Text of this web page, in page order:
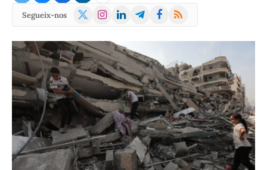
Segueix-nos
X
Instagram
LinkedInTelegramFacebook
RSS